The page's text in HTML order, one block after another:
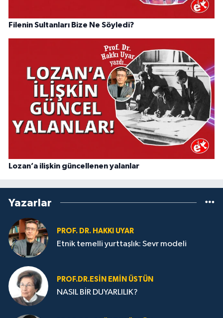
Filenin Sultanları Bize Ne Söyledi?
Lozan’a ilişkin güncellenen yalanlar
Yazarlar
PROF. DR. HAKKI UYAR
Etnik temelli yurttaşlık: Sevr modeli
PROF.DR.ESIN EMIN ÜSTÜN
NASIL BİR DUYARLILIK?